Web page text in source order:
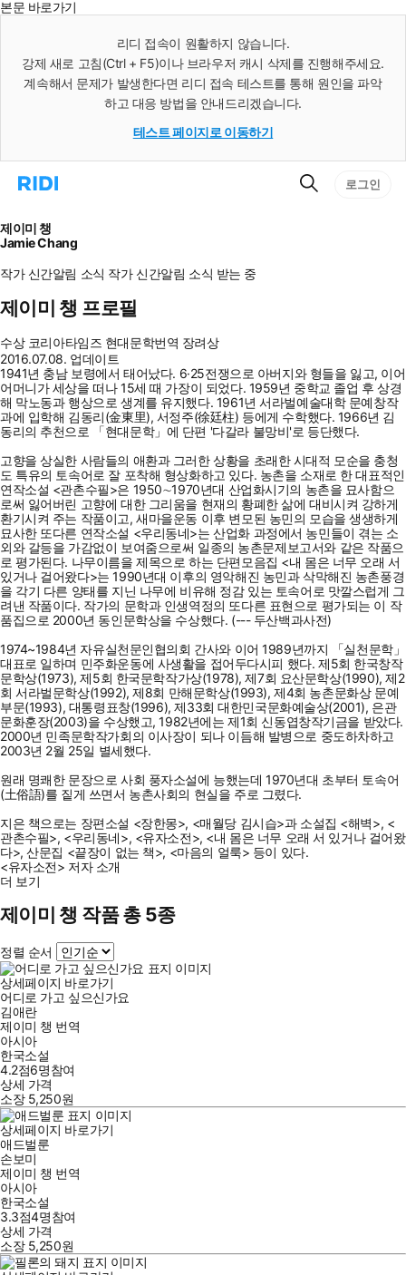
본문 바로가기
리디 접속이 원활하지 않습니다.
강제 새로 고침(Ctrl + F5)이나 브라우저 캐시 삭제를 진행해주세요.
계속해서 문제가 발생한다면 리디 접속 테스트를 통해 원인을 파악
하고 대응 방법을 안내드리겠습니다.
테스트 페이지로 이동하기
리
으
로
동
검
로그인
제이미 챙
Jamie Chang
작가 신간알림 소식 작가 신간알림 소식 받는 중
제이미 챙 프로필
수상 코리아타임즈 현대문학번역 장려상
2016.07.08. 업데이트
1941년 충남 보령에서 태어났다. 6·25전쟁으로 아버지와 형들을 잃고, 이어
어머니가 세상을 떠나 15세 때 가장이 되었다. 1959년 중학교 졸업 후 상경
해 막노동과 행상으로 생계를 유지했다. 1961년 서라벌예술대학 문예창작
과에 입학해 김동리(金東里), 서정주(徐廷柱) 등에게 수학했다. 1966년 김
동리의 추천으로 「현대문학」에 단편 '다갈라 불망비'로 등단했다.
고향을 상실한 사람들의 애환과 그러한 상황을 초래한 시대적 모순을 충청
도 특유의 토속어로 잘 포착해 형상화하고 있다. 농촌을 소재로 한 대표적인
연작소설 <관촌수필>은 1950∼1970년대 산업화시기의 농촌을 묘사함으
로써 잃어버린 고향에 대한 그리움을 현재의 황폐한 삶에 대비시켜 강하게
환기시켜 주는 작품이고, 새마을운동 이후 변모된 농민의 모습을 생생하게
묘사한 또다른 연작소설 <우리동네>는 산업화 과정에서 농민들이 겪는 소
외와 갈등을 가감없이 보여줌으로써 일종의 농촌문제보고서와 같은 작품으
로 평가된다. 나무이름을 제목으로 하는 단편모음집 <내 몸은 너무 오래 서
있거나 걸어왔다>는 1990년대 이후의 영악해진 농민과 삭막해진 농촌풍경
을 각기 다른 양태를 지닌 나무에 비유해 정감 있는 토속어로 맛깔스럽게 그
려낸 작품이다. 작가의 문학과 인생역정의 또다른 표현으로 평가되는 이 작
품집으로 2000년 동인문학상을 수상했다. (--- 두산백과사전)
1974~1984년 자유실천문인협의회 간사와 이어 1989년까지 「실천문학」
대표로 일하며 민주화운동에 사생활을 접어두다시피 했다. 제5회 한국창작
문학상(1973), 제5회 한국문학작가상(1978), 제7회 요산문학상(1990), 제2
회 서라벌문학상(1992), 제8회 만해문학상(1993), 제4회 농촌문화상 문예
부문(1993), 대통령표창(1996), 제33회 대한민국문화예술상(2001), 은관
문화훈장(2003)을 수상했고, 1982년에는 제1회 신동엽창작기금을 받았다.
2000년 민족문학작가회의 이사장이 되나 이듬해 발병으로 중도하차하고
2003년 2월 25일 별세했다.
원래 명쾌한 문장으로 사회 풍자소설에 능했는데 1970년대 초부터 토속어
(土俗語)를 짙게 쓰면서 농촌사회의 현실을 주로 그렸다.
지은 책으로는 장편소설 <장한몽>, <매월당 김시습>과 소설집 <해벽>, <
관촌수필>, <우리동네>, <유자소전>, <내 몸은 너무 오래 서 있거나 걸어왔
다>, 산문집 <끝장이 없는 책>, <마음의 얼룩> 등이 있다.
<유자소전> 저자 소개
더 보기
제이미 챙 작품 총 5종
정렬 순서
상세페이지 바로가기
어디로 가고 싶으신가요
김애란
제이미 챙 번역
아시아
한국소설
4.2점6명참여
상세 가격
소장 5,250원
상세페이지 바로가기
애드벌룬
손보미
제이미 챙 번역
아시아
한국소설
3.3점4명참여
상세 가격
소장 5,250원